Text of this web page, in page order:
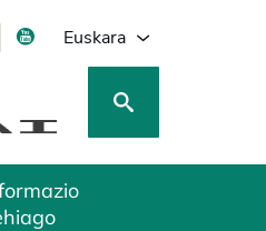
new tab
in a new tab
opens in a new tab
Euskara